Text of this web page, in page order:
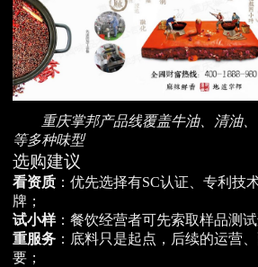
重庆掌邦产品线覆盖牛油、清油
等多种味型
选购建议
看资质 ：优先选择有SC认证、专利技
牌；
试小样：餐饮经营者可先索取样品测试
重服务 ：底料只是起点，后续的运营
要；